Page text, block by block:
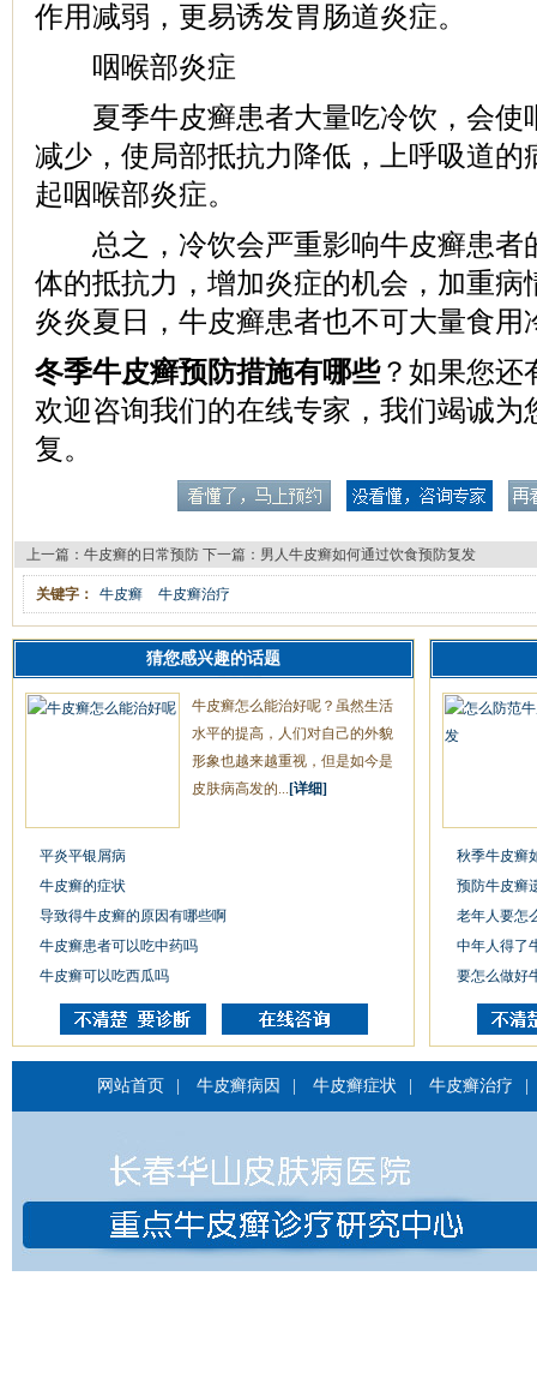
作用减弱，更易诱发胃肠道炎症。
咽喉部炎症
夏季牛皮癣患者大量吃冷饮，会使
减少，使局部抵抗力降低，上呼吸道的
起咽喉部炎症。
总之，冷饮会严重影响牛皮癣患者
体的抵抗力，增加炎症的机会，加重病
炎炎夏日，牛皮癣患者也不可大量食用
冬季牛皮癣预防措施有哪些？如果您还
欢迎咨询我们的在线专家，我们竭诚为
复。
上一篇： 牛皮癣的日常预防 下一篇： 男人牛皮癣如何通过饮食预防复发
关键字： 牛皮癣 牛皮癣治疗
猜您感兴趣的话题
牛皮癣怎么能治好呢？虽然生活
水平的提高，人们对自己的外貌
形象也越来越重视，但是如今是
皮肤病高发的... [详细]
平炎平银屑病
牛皮癣的症状
导致得牛皮癣的原因有哪些啊
牛皮癣患者可以吃中药吗
牛皮癣可以吃西瓜吗
秋季牛皮癣
预防牛皮癣
老年人要怎
中年人得了
要怎么做好
网站首页 牛皮癣病因 牛皮癣症状 牛皮癣治疗